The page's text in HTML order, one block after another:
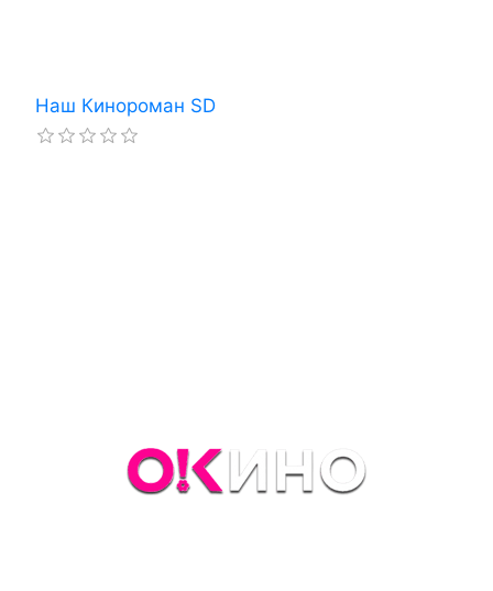
Наш Кинороман SD